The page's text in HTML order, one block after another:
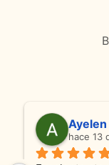
Ayelen
hace 13